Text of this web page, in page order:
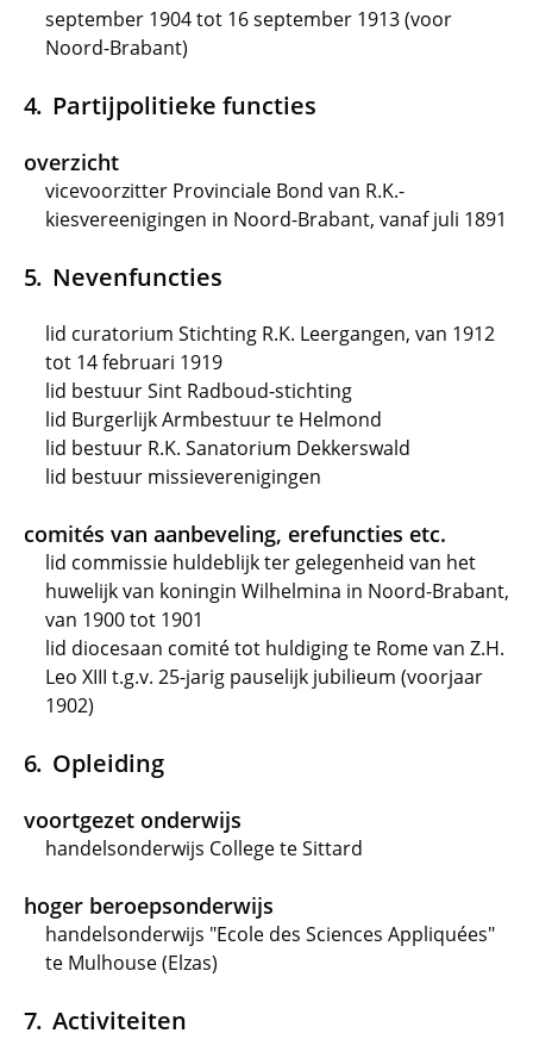
september 1904 tot 16 september 1913 (voor
Noord-Brabant)
Partijpolitieke functies
overzicht
vicevoorzitter Provinciale Bond van R.K.-
kiesvereenigingen in Noord-Brabant, vanaf juli 1891
Nevenfuncties
lid curatorium Stichting R.K. Leergangen, van 1912
tot 14 februari 1919
lid bestuur Sint Radboud-stichting
lid Burgerlijk Armbestuur te Helmond
lid bestuur R.K. Sanatorium Dekkerswald
lid bestuur missieverenigingen
comités van aanbeveling, erefuncties etc.
lid commissie huldeblijk ter gelegenheid van het
huwelijk van koningin Wilhelmina in Noord-Brabant,
van 1900 tot 1901
lid diocesaan comité tot huldiging te Rome van Z.H.
Leo XIII t.g.v. 25-jarig pauselijk jubilieum (voorjaar
1902)
Opleiding
voortgezet onderwijs
handelsonderwijs College te Sittard
hoger beroepsonderwijs
handelsonderwijs "Ecole des Sciences Appliquées"
te Mulhouse (Elzas)
Activiteiten